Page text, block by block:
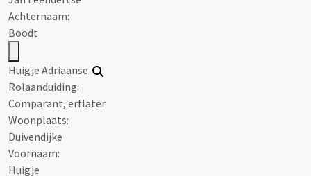
Achternaam:
Boodt
Huigje Adriaanse
Rolaanduiding:
Comparant, erflater
Woonplaats:
Duivendijke
Voornaam:
Huigje